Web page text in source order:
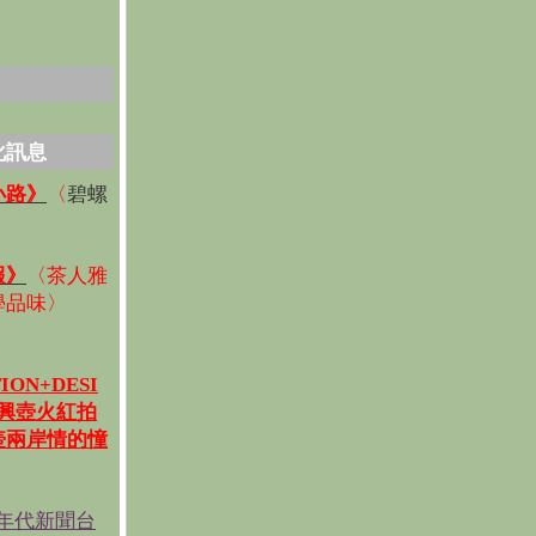
訊息
》 〈碧螺
〈茶人雅
味〉
壺火紅拍
岸情的憧
代新聞台